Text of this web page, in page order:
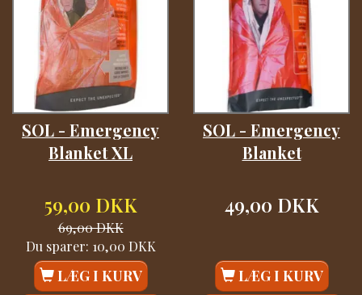
SOL - Emergency
Blanket XL
59,00 DKK
69,00 DKK
Du sparer: 10,00 DKK
LÆG I KURV
SOL - Emergency
Blanket
49,00 DKK
LÆG I KURV